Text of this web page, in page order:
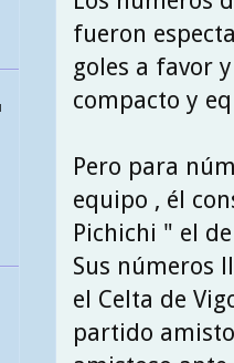
fueron
goles a favor
compacto y
Pero para
equipo , él
Pichichi " el
Sus números
el Celta de
partido